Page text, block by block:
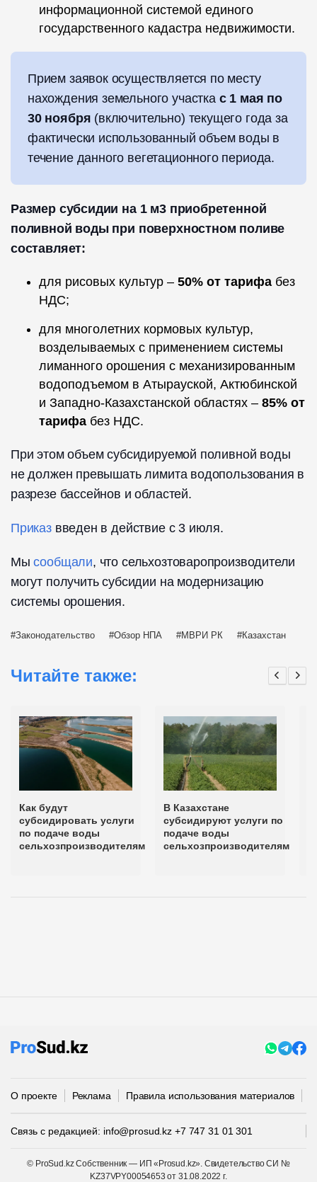
информационной системой единого
государственного кадастра недвижимости.
Прием заявок осуществляется по месту
нахождения земельного участка с 1 мая по
30 ноября (включительно) текущего года за
фактически использованный объем воды в
течение данного вегетационного периода.
Размер субсидии на 1 м3 приобретенной
поливной воды при поверхностном поливе
составляет:
для рисовых культур – 50% от тарифа без
НДС;
для многолетних кормовых культур,
возделываемых с применением системы
лиманного орошения с механизированным
водоподъемом в Атырауской, Актюбинской
и Западно-Казахстанской областях – 85% от
тарифа без НДС.
При этом объем субсидируемой поливной воды
не должен превышать лимита водопользования в
разрезе бассейнов и областей.
Приказвведен в действие с 3 июля.
Мысообщали, что сельхозтоваропроизводители
могут получить субсидии на модернизацию
системы орошения.
Законодательство Обзор НПА МВРИ РК Казахстан
Читайте также:
Как будут
субсидировать услуги
по подаче воды
сельхозпроизводителям
В Казахстане
субсидируют услуги по
подаче воды
сельхозпроизводителям
О проекте Реклама Правила использования материалов
Связь с редакцией: info@prosud.kz +7 747 31 01 301
© ProSud.kz Собственник — ИП «Prosud.kz». Свидетельство СИ №
KZ37VPY00054653 от 31.08.2022 г.